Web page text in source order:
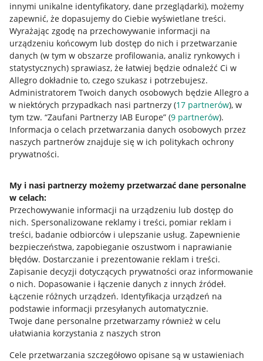
innymi unikalne identyfikatory, dane przeglądarki), możemy
zapewnić, że dopasujemy do Ciebie wyświetlane treści.
Wyrażając zgodę na przechowywanie informacji na
urządzeniu końcowym lub dostęp do nich i przetwarzanie
danych (w tym w obszarze profilowania, analiz rynkowych i
statystycznych) sprawiasz, że łatwiej będzie odnaleźć Ci w
Allegro dokładnie to, czego szukasz i potrzebujesz.
Administratorem Twoich danych osobowych będzie Allegro a
w niektórych przypadkach nasi partnerzy (17 partnerów), w
tym tzw. “Zaufani Partnerzy IAB Europe” (9 partnerów).
Informacja o celach przetwarzania danych osobowych przez
naszych partnerów znajduje się w ich politykach ochrony
prywatności.
My i nasi partnerzy możemy przetwarzać dane personalne
w celach:
Przechowywanie informacji na urządzeniu lub dostęp do
nich. Spersonalizowane reklamy i treści, pomiar reklam i
treści, badanie odbiorców i ulepszanie usług. Zapewnienie
bezpieczeństwa, zapobieganie oszustwom i naprawianie
błędów. Dostarczanie i prezentowanie reklam i treści.
Zapisanie decyzji dotyczących prywatności oraz informowanie
o nich. Dopasowanie i łączenie danych z innych źródeł.
Łączenie różnych urządzeń. Identyfikacja urządzeń na
podstawie informacji przesyłanych automatycznie.
Twoje dane personalne przetwarzamy również w celu
ułatwiania korzystania z naszych stron
Cele przetwarzania szczegółowo opisane są w ustawieniach
Jak to działa
Napisz do nas
Allegro Gadane dla sprzedających
Allegro Gadane dla kupujących
Mapa miejscowości
Informacje prawne
Regulamin
Ustawienia plików "cookies"
Udostępnianie lokalizacji
Informacje dla Aktu o Usługach Cyfrowych
Pobierz aplikację